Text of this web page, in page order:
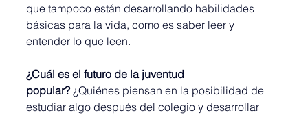
que tampoco están desarrollando habilidades
básicas para la vida, como es saber leer y
entender lo que leen.
¿Cuál es el futuro de la juventud
popular? ¿Quiénes piensan en la posibilidad de
estudiar algo después del colegio y desarrollar